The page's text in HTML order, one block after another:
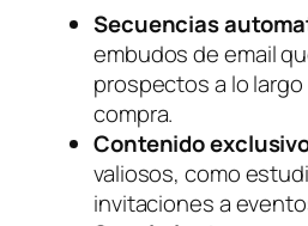
Secuencias
embudos de email
prospectos a lo
compra.
Contenido
valiosos, como
invitaciones a